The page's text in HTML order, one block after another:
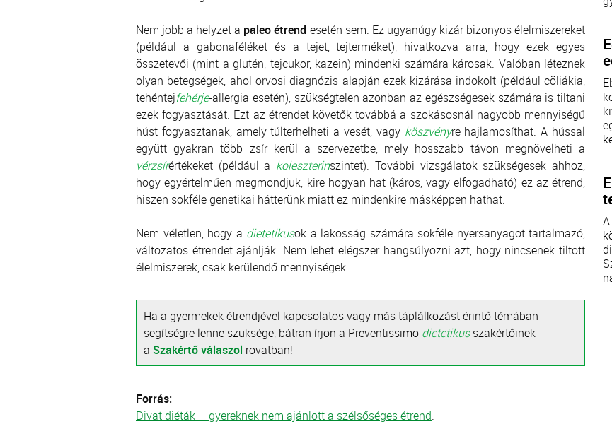
Nem jobb a helyzet a paleo étrend esetén sem. Ez ugyanúgy kizár bizonyos élelmiszereket
(például a gabonaféléket és a tejet, tejterméket), hivatkozva arra, hogy ezek egyes
összetevői (mint a glutén, tejcukor, kazein) mindenki számára károsak. Valóban léteznek
olyan betegségek, ahol orvosi diagnózis alapján ezek kizárása indokolt (például cöliákia,
tehéntejfehérje-allergia esetén), szükségtelen azonban az egészségesek számára is tiltani
ezek fogyasztását. Ezt az étrendet követők továbbá a szokásosnál nagyobb mennyiségű
húst fogyasztanak, amely túlterhelheti a vesét, vagy köszvényre hajlamosíthat. A hússal
együtt gyakran több zsír kerül a szervezetbe, mely hosszabb távon megnövelheti a
vérzsírértékeket (például a koleszterinszintet). További vizsgálatok szükségesek ahhoz,
hogy egyértelműen megmondjuk, kire hogyan hat (káros, vagy elfogadható) ez az étrend,
hiszen sokféle genetikai hátterünk miatt ez mindenkire másképpen hathat.
Nem véletlen, hogy a dietetikusok a lakosság számára sokféle nyersanyagot tartalmazó,
változatos étrendet ajánlják. Nem lehet elégszer hangsúlyozni azt, hogy nincsenek tiltott
élelmiszerek, csak kerülendő mennyiségek.
Ha a gyermekek étrendjével kapcsolatos vagy más táplálkozást érintő témában
segítségre lenne szüksége, bátran írjon a Preventissimo dietetikusszakértőinek
a Szakértő válaszol rovatban!
Forrás:
Divat diéták – gyereknek nem ajánlott a szélsőséges étrend.